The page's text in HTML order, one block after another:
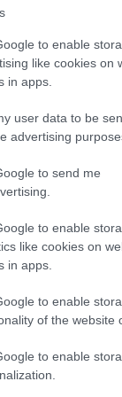
to enable
like cookies on
in apps.
user data to be
advertising
to send me
to enable
like cookies on
in apps.
to enable
of the website
to enable
vadība
darba pieeju,
viņas teiktā,
izglītības vai
jomā.
nekā runāt.
izglītības
kura skolā
palicis
nereti